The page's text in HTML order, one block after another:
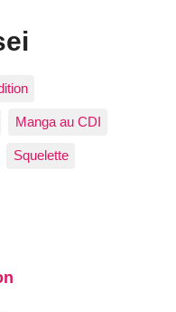
Manga au CDI
Squelette